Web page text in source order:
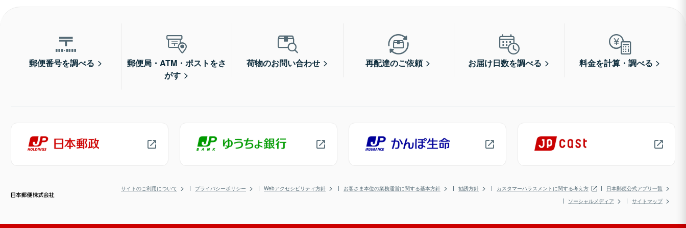
郵便番号を調べる
郵便局・ATM・ポストをさ
がす
荷物のお問い合わせ 再配達のご依頼 お届け日数を調べる 料金を計算・調べる
サイトのご利用について プライバシーポリシー Webアクセシビリティ方針 お客さま本位の業務運営に関する基本方針 勧誘方針 カスタマーハラスメントに関する考え方
日本郵便公式アプリ一覧
ソーシャルメディア
サイトマップ